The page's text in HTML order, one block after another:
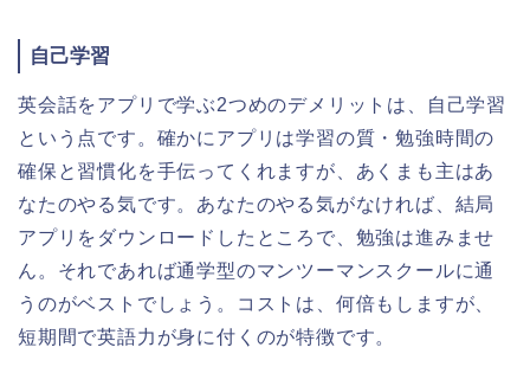
自己学習
英会話をアプリで学ぶ2つめのデメリットは、自己学習
という点です。確かにアプリは学習の質・勉強時間の
確保と習慣化を手伝ってくれますが、あくまも主はあ
なたのやる気です。あなたのやる気がなければ、結局
アプリをダウンロードしたところで、勉強は進みませ
ん。それであれば通学型のマンツーマンスクールに通
うのがベストでしょう。コストは、何倍もしますが、
短期間で英語力が身に付くのが特徴です。